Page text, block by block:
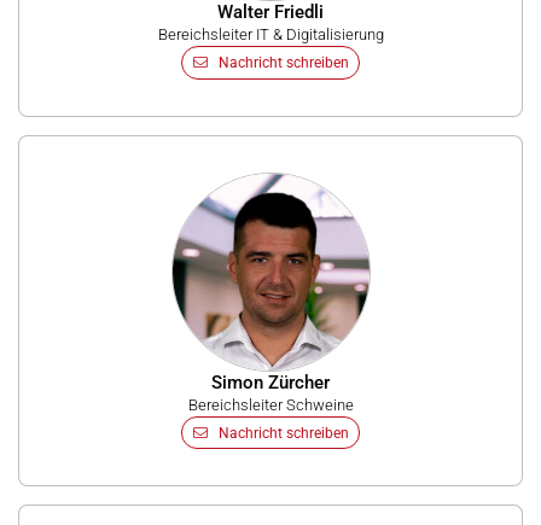
Walter Friedli
Bereichsleiter IT & Digitalisierung
Nachricht schreiben
Simon Zürcher
Bereichsleiter Schweine
Nachricht schreiben